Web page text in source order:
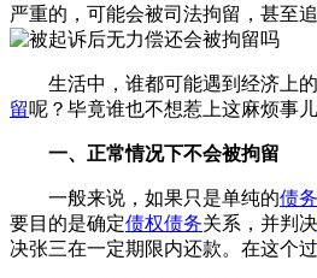
严重的，可能会被司法拘留，甚至追
生活中，谁都可能遇到经济上
留呢？毕竟谁也不想惹上这麻烦事
一、正常情况下不会被拘留
一般来说，如果只是单纯的债
要目的是确定债权债务关系，并判决
决张三在一定期限内还款。在这个